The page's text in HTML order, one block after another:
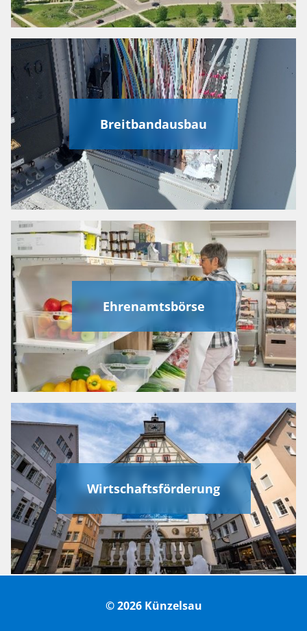
Breitbandausbau
Ehrenamtsbörse
Wirtschaftsförderung
© 2026 Künzelsau